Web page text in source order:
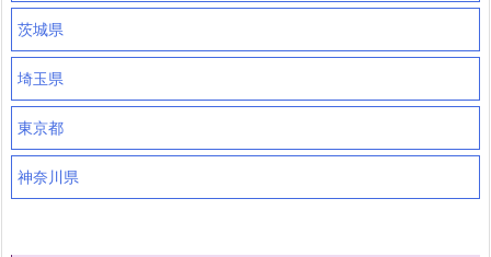
茨城県
埼玉県
東京都
神奈川県